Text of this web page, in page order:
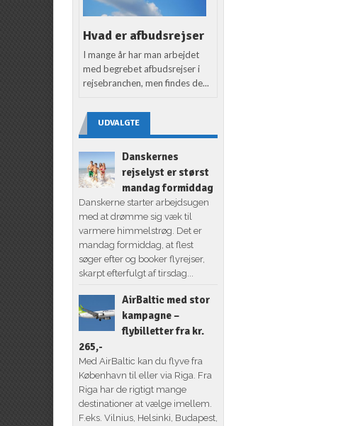
Hvad er afbudsrejser
I mange år har man arbejdet
med begrebet afbudsrejser i
rejsebranchen, men findes de...
UDVALGTE
Danskernes
rejselyst er størst
mandag formiddag
Danskerne starter arbejdsugen
med at drømme sig væk til
varmere himmelstrøg. Det er
mandag formiddag, at flest
søger efter og booker flyrejser,
skarpt efterfulgt af tirsdag...
AirBaltic med stor
kampagne –
flybilletter fra kr.
265,-
Med AirBaltic kan du flyve fra
København til eller via Riga. Fra
Riga har de rigtigt mange
destinationer at vælge imellem.
F.eks. Vilnius, Helsinki, Budapest,